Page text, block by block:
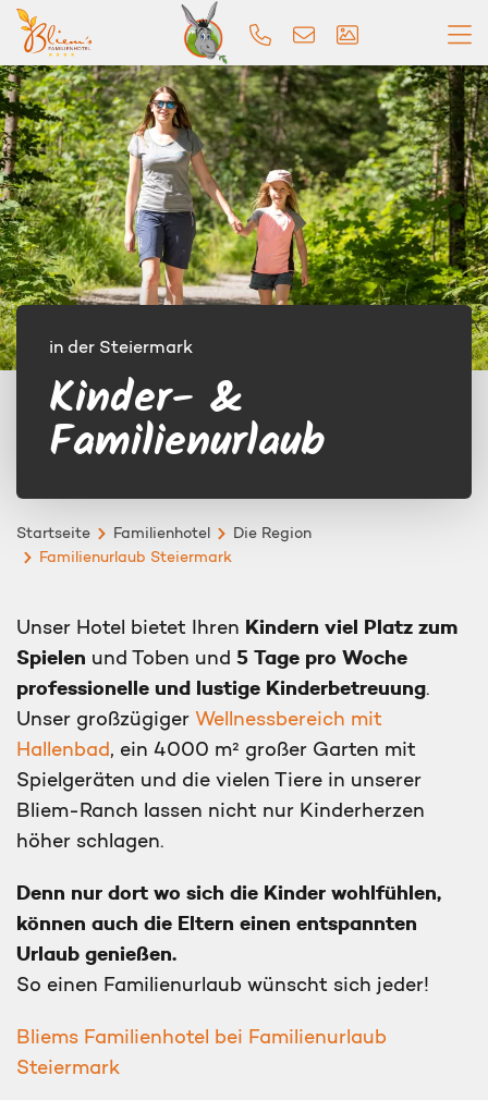
in der Steiermark
Kinder- &
Familienurlaub
Startseite Familienhotel
Die Region
Familienurlaub Steiermark
Unser Hotel bietet Ihren Kindern viel Platz zum
Spielen und Toben und 5 Tage pro Woche
professionelle und lustige Kinderbetreuung.
Unser großzügiger Wellnessbereich mit
Hallenbad, ein 4000 m² großer Garten mit
Spielgeräten und die vielen Tiere in unserer
Bliem-Ranch lassen nicht nur Kinderherzen
höher schlagen.
Denn nur dort wo sich die Kinder wohlfühlen,
können auch die Eltern einen entspannten
Urlaub genießen.
So einen Familienurlaub wünscht sich jeder!
Bliems Familienhotel bei Familienurlaub
Steiermark